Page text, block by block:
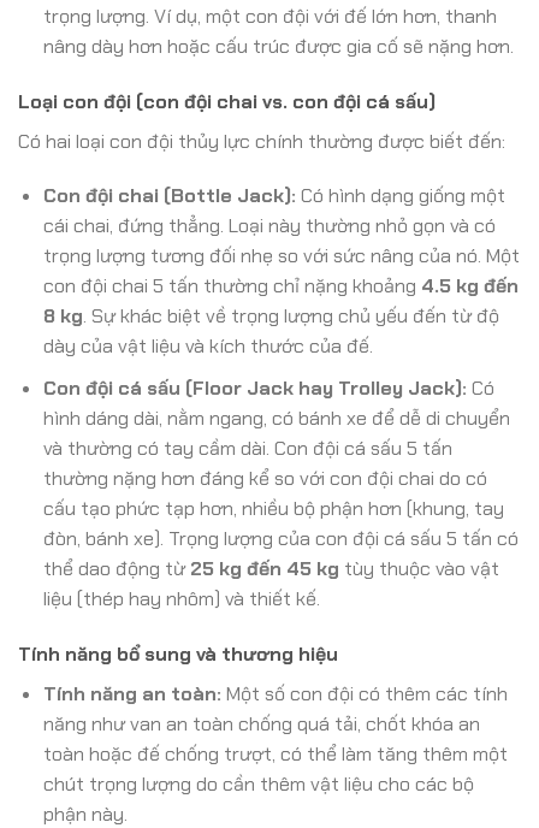
trọng lượng. Ví dụ, một con đội với đế lớn hơn, thanh
nâng dày hơn hoặc cấu trúc được gia cố sẽ nặng hơn.
Loại con đội (con đội chai vs. con đội cá sấu)
Có hai loại con đội thủy lực chính thường được biết đến:
Con đội chai (Bottle Jack): Có hình dạng giống một
cái chai, đứng thẳng. Loại này thường nhỏ gọn và có
trọng lượng tương đối nhẹ so với sức nâng của nó. Một
con đội chai 5 tấn thường chỉ nặng khoảng 4.5 kg đến
8 kg. Sự khác biệt về trọng lượng chủ yếu đến từ độ
dày của vật liệu và kích thước của đế.
Con đội cá sấu (Floor Jack hay Trolley Jack): Có
hình dáng dài, nằm ngang, có bánh xe để dễ di chuyển
và thường có tay cầm dài. Con đội cá sấu 5 tấn
thường nặng hơn đáng kể so với con đội chai do có
cấu tạo phức tạp hơn, nhiều bộ phận hơn (khung, tay
đòn, bánh xe). Trọng lượng của con đội cá sấu 5 tấn có
thể dao động từ25 kg đến 45 kg tùy thuộc vào vật
liệu (thép hay nhôm) và thiết kế.
Tính năng bổ sung và thương hiệu
Tính năng an toàn: Một số con đội có thêm các tính
năng như van an toàn chống quá tải, chốt khóa an
toàn hoặc đế chống trượt, có thể làm tăng thêm một
chút trọng lượng do cần thêm vật liệu cho các bộ
phận này.